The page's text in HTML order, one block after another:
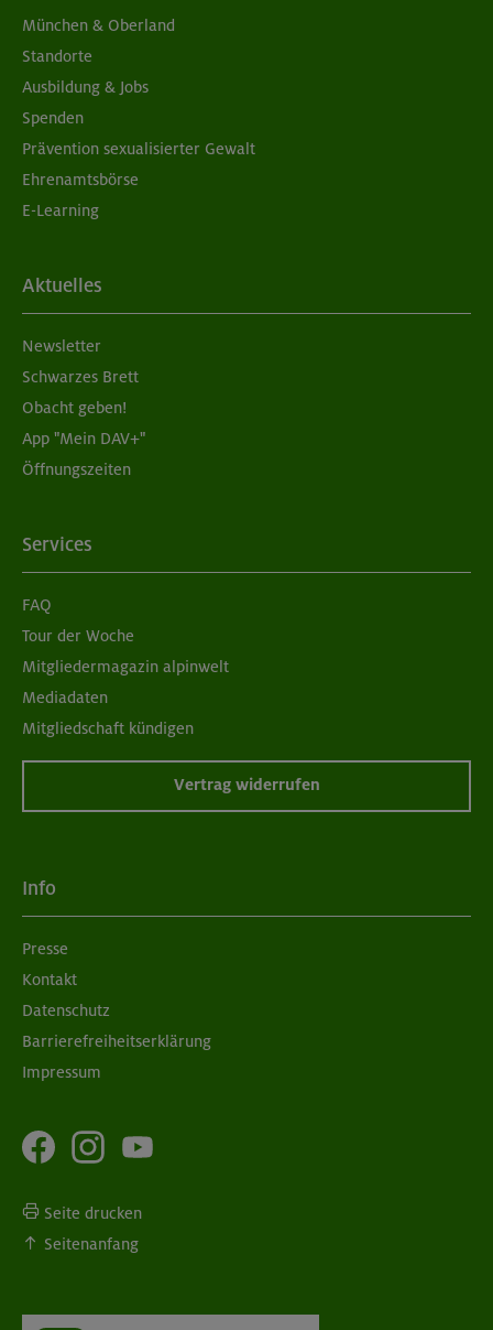
München & Oberland
Standorte
Ausbildung & Jobs
Spenden
Prävention sexualisierter Gewalt
Ehrenamtsbörse
E-Learning
Aktuelles
Newsletter
Schwarzes Brett
Obacht geben!
App "Mein DAV+"
Öffnungszeiten
Services
FAQ
Tour der Woche
Mitgliedermagazin alpinwelt
Mediadaten
Mitgliedschaft kündigen
Vertrag widerrufen
Info
Presse
Kontakt
Datenschutz
Barrierefreiheitserklärung
Impressum
Seite drucken
Seitenanfang